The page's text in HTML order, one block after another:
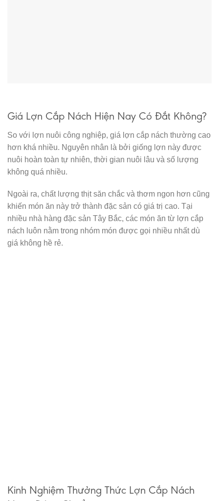
Giá Lợn Cắp Nách Hiện Nay Có Đắt Không?
So với lợn nuôi công nghiệp, giá lợn cắp nách thường cao
hơn khá nhiều. Nguyên nhân là bởi giống lợn này được
nuôi hoàn toàn tự nhiên, thời gian nuôi lâu và số lượng
không quá nhiều.
Ngoài ra, chất lượng thịt săn chắc và thơm ngon hơn cũng
khiến món ăn này trở thành đặc sản có giá trị cao. Tại
nhiều nhà hàng đặc sản Tây Bắc, các món ăn từ lợn cắp
nách luôn nằm trong nhóm món được gọi nhiều nhất dù
giá không hề rẻ.
Kinh Nghiệm Thưởng Thức Lợn Cắp Nách